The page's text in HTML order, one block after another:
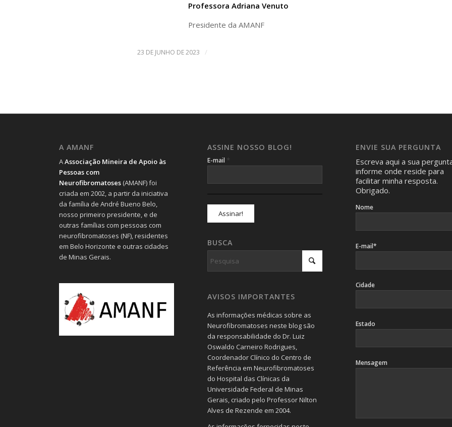
Professora Adriana Venuto
Presidente da AMANF
23 DE JUNHO DE 2023 /
A AMANF
AAssociação Mineira de Apoio às
Pessoas com
Neurofibromatoses (AMANF) foi
criada em 2002, a partir da iniciativa
da família de André Bueno Belo,
nosso primeiro presidente, e de
outras famílias com pessoas com
neurofibromatoses (NF), residentes
em Belo Horizonte e outras cidades
de Minas Gerais.
ASSINE NOSSO BLOG!
E-mail *
BUSCA
AVISOS IMPORTANTES
As informações médicas sobre as
Neurofibromatoses neste blog são
da responsabilidade do Dr. Luiz
Oswaldo Carneiro Rodrigues,
Coordenador Clínico do Centro de
Referência em Neurofibromatoses
do Hospital das Clínicas da
Universidade Federal de Minas
Gerais, criado pelo Professor Nilton
Alves de Rezende em 2004.
ENVIE SUA PERGUNTA
Escreva aqui a sua
informe onde reside para
facilitar minha resposta.
Obrigado.
Nome
E-mail*
Cidade
Estado
Mensagem